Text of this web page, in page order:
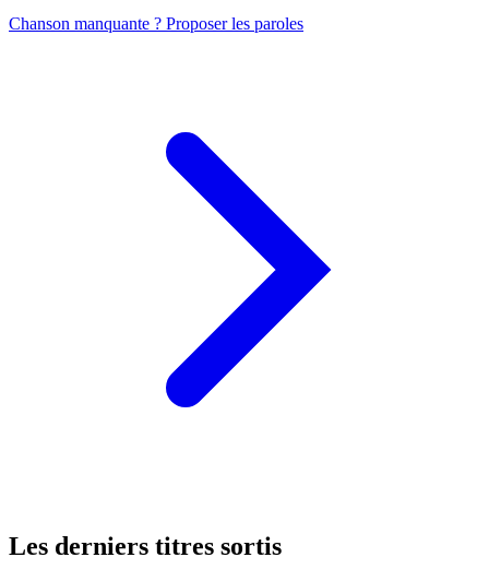
Chanson manquante ? Proposer les paroles
Les derniers titres sortis